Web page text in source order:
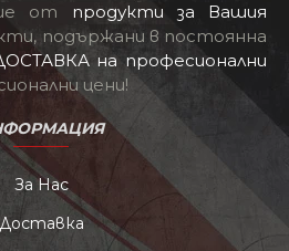
от продукти за Вашия
подържани в постоянна
на професионални
цени!
За Нас
Доставка